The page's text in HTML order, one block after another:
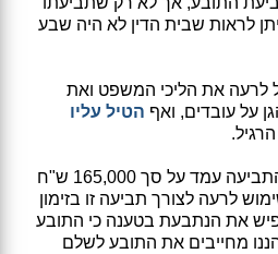
לראות שבית הדין לא היה שבע
לרעה את הליכי המשפט ואת
על עובדים, ואף הטיל עליו
"בנסיבות העניין ומשסכום התביעה עמד על סך 165,000 ש"ח
לרעה לצורך תביעה זו בזימון
את הנתבעת בטענה כי התובע
מחייבים את התובע לשלם